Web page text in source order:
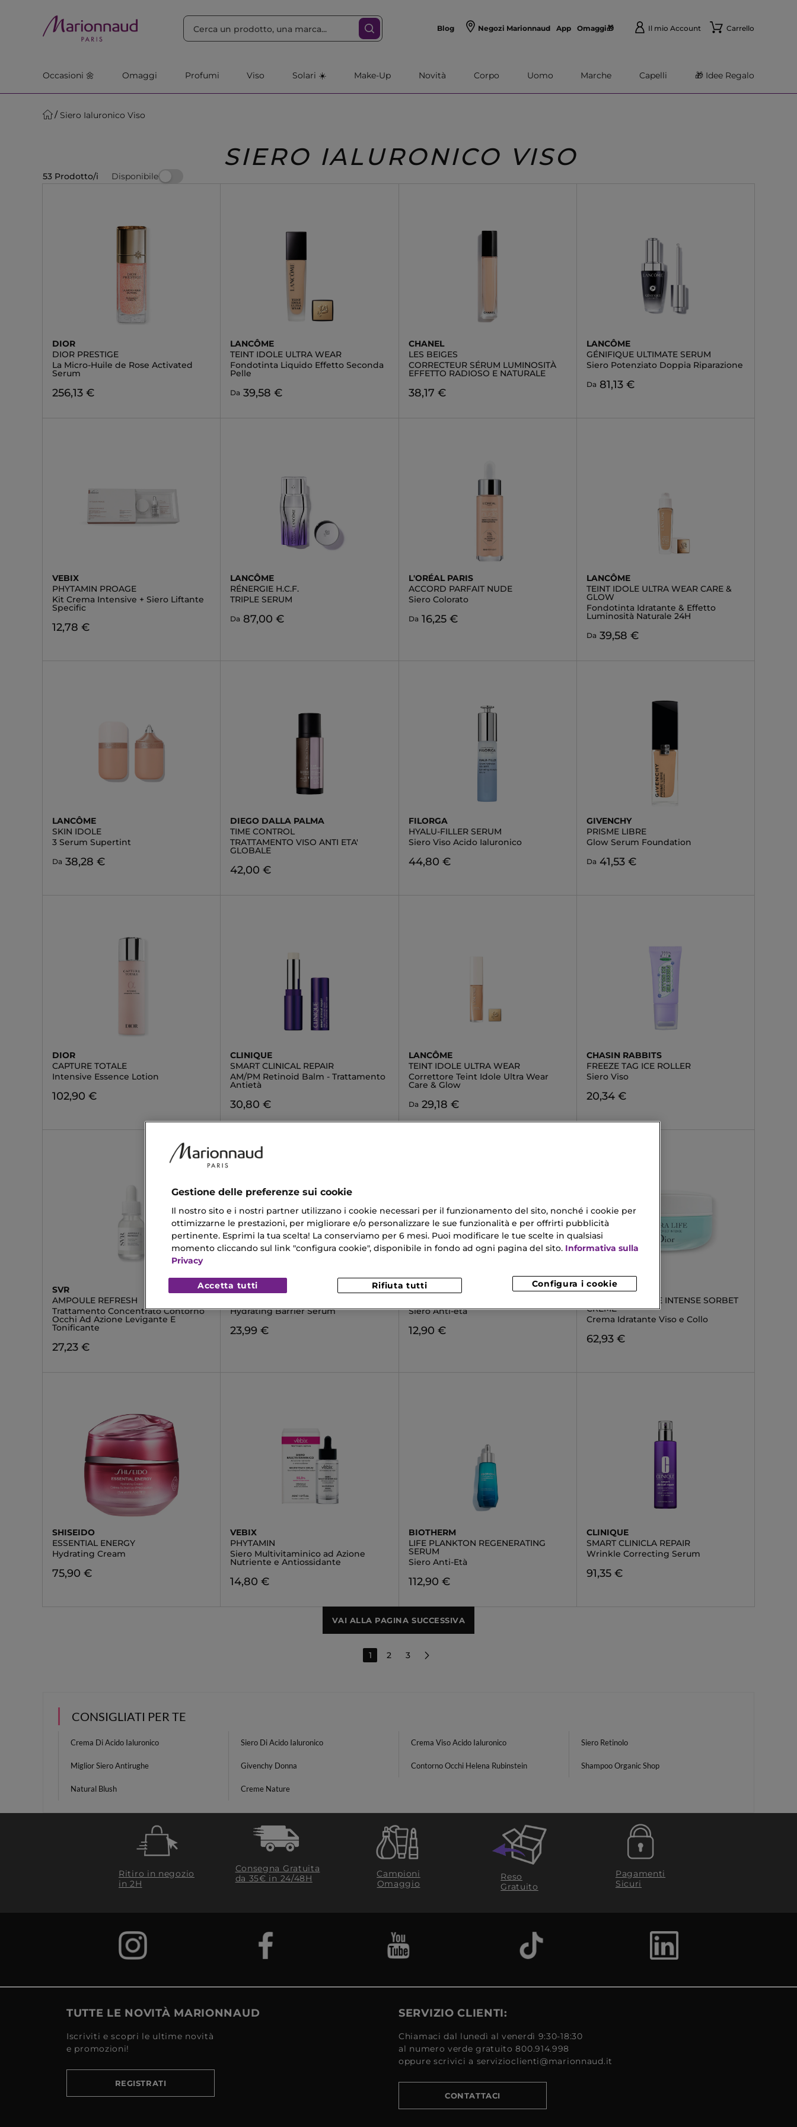
Blog Negozi Marionnaud App Omaggi🎁 Il mio Account Carrello
Occasioni 🌼 Omaggi Profumi Viso Solari ☀️ Make-Up Novità Corpo Uomo Marche Capelli 🎁 Idee Regalo
Siero Ialuronico Viso
SIERO IALURONICO VISO
53 Prodotto/i Disponibile
DIOR
DIOR PRESTIGE
La Micro-Huile de Rose Activated
Serum
256,13 €
LANCÔME
TEINT IDOLE ULTRA WEAR
Fondotinta Liquido Effetto Seconda
Pelle
Da 39,58 €
CHANEL
LES BEIGES
CORRECTEUR SÉRUM LUMINOSITÀ
EFFETTO RADIOSO E NATURALE
38,17 €
LANCÔME
GÉNIFIQUE ULTIMATE SERUM
Siero Potenziato Doppia Riparazione
Da 81,13 €
VEBIX
PHYTAMIN PROAGE
Kit Crema Intensive + Siero Liftante
Specific
12,78 €
LANCÔME
RÉNERGIE H.C.F.
TRIPLE SERUM
Da 87,00 €
L'ORÉAL PARIS
ACCORD PARFAIT NUDE
Siero Colorato
Da 16,25 €
LANCÔME
TEINT IDOLE ULTRA WEAR CARE &
GLOW
Fondotinta Idratante & Effetto
Luminosità Naturale 24H
Da 39,58 €
LANCÔME
SKIN IDOLE
3 Serum Supertint
Da 38,28 €
DIEGO DALLA PALMA
TIME CONTROL
TRATTAMENTO VISO ANTI ETA'
GLOBALE
42,00 €
FILORGA
HYALU-FILLER SERUM
Siero Viso Acido Ialuronico
44,80 €
GIVENCHY
PRISME LIBRE
Glow Serum Foundation
Da 41,53 €
DIOR
CAPTURE TOTALE
Intensive Essence Lotion
102,90 €
CLINIQUE
SMART CLINICAL REPAIR
AM/PM Retinoid Balm - Trattamento
Antietà
30,80 €
LANCÔME
TEINT IDOLE ULTRA WEAR
Correttore Teint Idole Ultra Wear
Care & Glow
Da 29,18 €
CHASIN RABBITS
FREEZE TAG ICE ROLLER
Siero Viso
20,34 €
SVR
AMPOULE REFRESH
Trattamento Concentrato Contorno
Occhi Ad Azione Levigante E
Tonificante
27,23 €
ANUA
Hydrating Barrier Serum
23,99 €
NATURA SIBERICA
Siero Anti-età
12,90 €
DIOR
DIOR HYDRA LIFE INTENSE SORBET
CREME
Crema Idratante Viso e Collo
62,93 €
SHISEIDO
ESSENTIAL ENERGY
Hydrating Cream
75,90 €
VEBIX
PHYTAMIN
Siero Multivitaminico ad Azione
Nutriente e Antiossidante
14,80 €
BIOTHERM
LIFE PLANKTON REGENERATING
SERUM
Siero Anti-Età
112,90 €
CLINIQUE
SMART CLINICLA REPAIR
Wrinkle Correcting Serum
91,35 €
VAI ALLA PAGINA SUCCESSIVA
1 2 3
CONSIGLIATI PER TE
Crema Di Acido Ialuronico Siero Di Acido Ialuronico Crema Viso Acido Ialuronico Siero Retinolo
Miglior Siero Antirughe Givenchy Donna Contorno Occhi Helena Rubinstein Shampoo Organic Shop
Natural Blush Creme Nature
Ritiro in negozio
in 2H
Consegna Gratuita
da 35€​ in 24/48H
Campioni
Omaggio
Reso
Gratuito
Pagamenti
Sicuri
TUTTE LE NOVITÀ MARIONNAUD
Iscriviti e scopri le ultime novità
e promozioni!
REGISTRATI
SERVIZIO CLIENTI:
Chiamaci dal lunedì al venerdì 9:30-18:30
al numero verde gratuito 800.914.998
oppure scrivici a servizioclienti@marionnaud.it
CONTATTACI
Gestione delle preferenze sui cookie
Il nostro sito e i nostri partner utilizzano i cookie necessari per il funzionamento del sito, nonché i cookie per
ottimizzarne le prestazioni, per migliorare e/o personalizzare le sue funzionalità e per offrirti pubblicità
pertinente. Esprimi la tua scelta! La conserviamo per 6 mesi. Puoi modificare le tue scelte in qualsiasi
momento cliccando sul link "configura cookie", disponibile in fondo ad ogni pagina del sito. Informativa sulla
Privacy
Configura i cookie
Rifiuta tutti
Accetta tutti